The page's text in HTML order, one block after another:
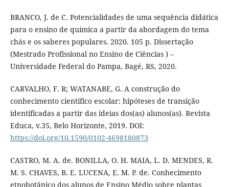
BRANCO, J. de C. Potencialidades de uma sequência didática
para o ensino de química a partir da abordagem do tema
chás e os saberes populares. 2020. 105 p. Dissertação
(Mestrado Profissional no Ensino de Ciências ) –
Universidade Federal do Pampa, Bagé, RS, 2020.
CARVALHO, F. R; WATANABE, G. A construção do
conhecimento científico escolar: hipóteses de transição
identificadas a partir das ideias dos(as) alunos(as). Revista
Educa, v.35, Belo Horizonte, 2019. DOI:
https://doi.org/10.1590/0102-4698180873
CASTRO, M. A. de. BONILLA, O. H. MAIA, L. D. MENDES, R.
M. S. CHAVES, B. E. LUCENA, E. M. P. de. Conhecimento
etnobotânico dos alunos de Ensino Médio sobre plantas